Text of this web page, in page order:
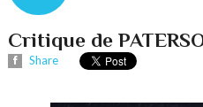
Critique de
Share